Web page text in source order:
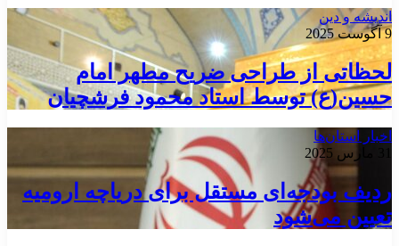
اندیشه و دین
9 آگوست 2025
لحظاتی از طراحی ضریح مطهر امام
حسین(ع) توسط استاد محمود فرشچیان
اخبار استان‌ها
ردیف بودجه‌ای مستقل برای دریاچه ارومیه
تعیین می‌شود